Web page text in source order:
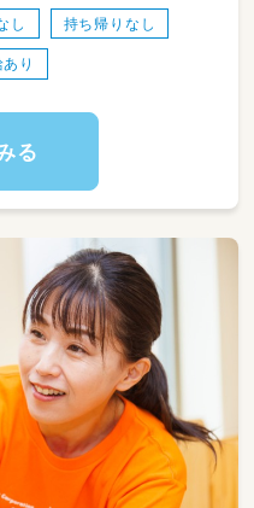
★
アをメインにお願いしま
一定エリア内の複数園に
市・浦安市・鎌ケ谷市・
保育園幕張園
幕張町2丁目1411番2
保育園南行徳園
目17番13号
し 持ち帰りなし
り
る